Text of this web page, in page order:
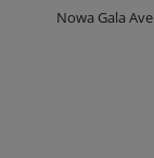
Nowa Gala